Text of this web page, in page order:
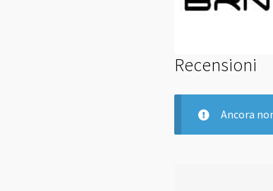
Recensioni
Ancora